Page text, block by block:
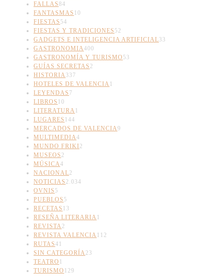
FALLAS84
FANTASMAS 10
FIESTAS 54
FIESTAS Y TRADICIONES 52
GADGETS E INTELIGENCIA ARTIFICIAL33
GASTRONOMIA400
GASTRONOMÍA Y TURISMO 53
GUÍAS SECRETAS 2
HISTORIA337
HOTELES DE VALENCIA1
LEYENDAS 7
LIBROS 10
LITERATURA1
LUGARES 144
MERCADOS DE VALENCIA9
MULTIMEDIA4
MUNDO FRIKI2
MUSEOS 2
MÚSICA4
NACIONAL2
NOTICIAS 2.034
OVNIS 5
PUEBLOS 5
RECETAS 13
RESEÑA LITERARIA1
REVISTA2
REVISTA VALENCIA112
RUTAS41
SIN CATEGORÍA23
TEATRO 1
TURISMO 129